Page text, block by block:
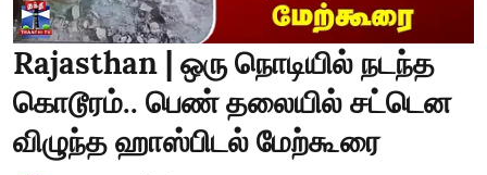
Rajasthan | ஒரு நொடியில் நடந்த
கொடூரம்.. பெண் தலையில் சட்டென
விழுந்த ஹாஸ்பிடல் மேற்கூரை